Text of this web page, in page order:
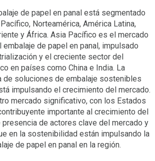
de papel en panal está segmentado
Norteamérica, América Latina,
y África. Asia Pacífico es el mercado
embalaje de papel en panal, impulsado
y el creciente sector del
en países como China e India. La
de soluciones de embalaje sostenibles
impulsando el crecimiento del mercado.
mercado significativo, con los Estados
importante al crecimiento del
presencia de actores clave del mercado y
en la sostenibilidad están impulsando la
de papel en panal en la región.